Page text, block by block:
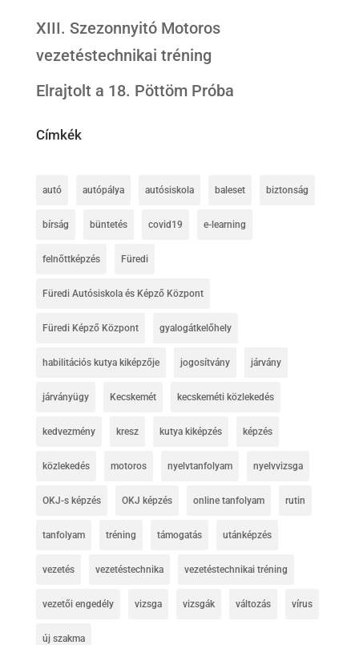
XIII. Szezonnyitó Motoros
vezetéstechnikai tréning
Elrajtolt a 18. Pöttöm Próba
Címkék
autó autópálya autósiskola baleset biztonság
bírság büntetés covid19 e-learning
felnőttképzés Füredi
Füredi Autósiskola és Képző Központ
Füredi Képző Központ gyalogátkelőhely
habilitációs kutya kiképzője jogosítvány járvány
járványügy Kecskemét kecskeméti közlekedés
kedvezmény kresz kutya kiképzés képzés
közlekedés motoros nyelvtanfolyam nyelvvizsga
OKJ-s képzés OKJ képzés online tanfolyam rutin
tanfolyam tréning támogatás utánképzés
vezetés vezetéstechnika vezetéstechnikai tréning
vezetői engedély vizsga vizsgák változás vírus
új szakma